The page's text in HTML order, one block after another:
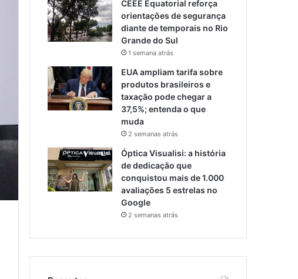
CEEE Equatorial reforça
orientações de segurança
diante de temporais no Rio
Grande do Sul
1 semana atrás
EUA ampliam tarifa sobre
produtos brasileiros e
taxação pode chegar a
37,5%; entenda o que
muda
2 semanas atrás
Óptica Visualisi: a história
de dedicação que
conquistou mais de 1.000
avaliações 5 estrelas no
Google
2 semanas atrás